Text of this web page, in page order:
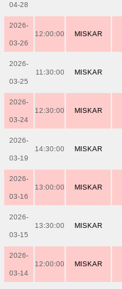
04-28
2026-
03-26
12:00:00 MISKAR
2026-
03-25
11:30:00 MISKAR
2026-
03-24
12:30:00 MISKAR
2026-
03-19
14:30:00 MISKAR
2026-
03-16
13:00:00 MISKAR
2026-
03-15
13:30:00 MISKAR
2026-
03-14
12:00:00 MISKAR